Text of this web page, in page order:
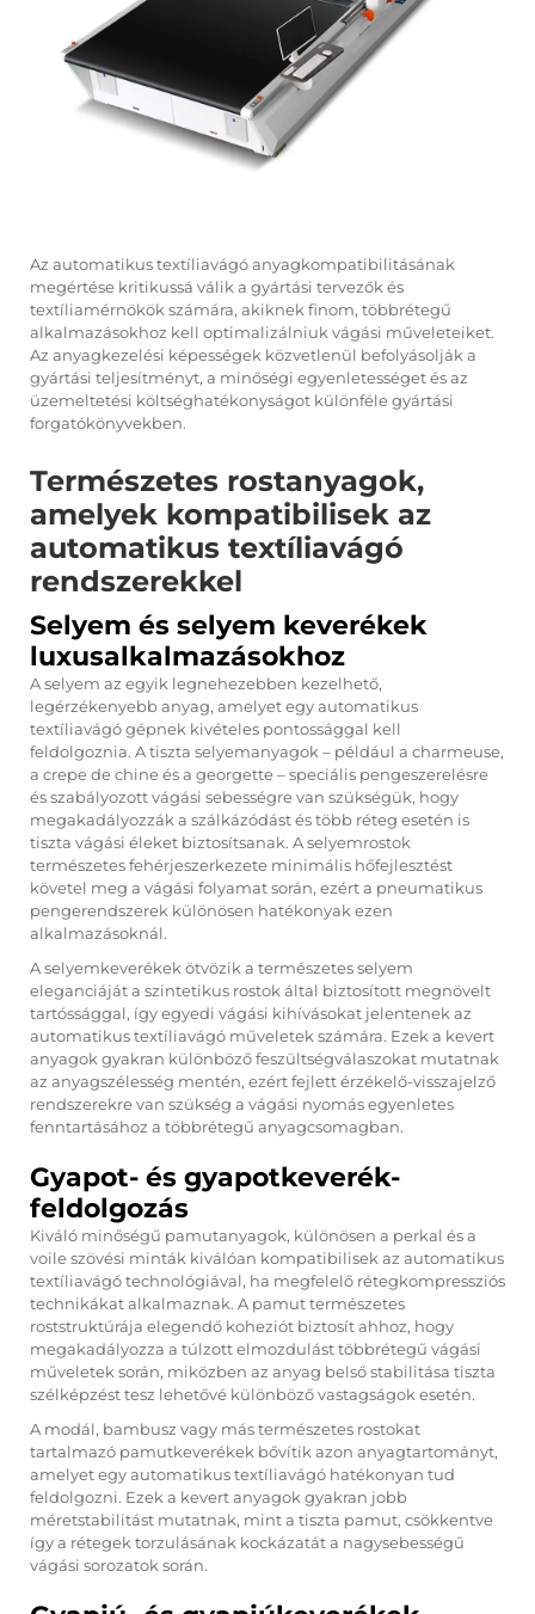
Az automatikus textíliavágó anyagkompatibilitásának
megértése kritikussá válik a gyártási tervezők és
textíliamérnökök számára, akiknek finom, többrétegű
alkalmazásokhoz kell optimalizálniuk vágási műveleteiket.
Az anyagkezelési képességek közvetlenül befolyásolják a
gyártási teljesítményt, a minőségi egyenletességet és az
üzemeltetési költséghatékonyságot különféle gyártási
forgatókönyvekben.
Természetes rostanyagok,
amelyek kompatibilisek az
automatikus textíliavágó
rendszerekkel
Selyem és selyem keverékek
luxusalkalmazásokhoz
A selyem az egyik legnehezebben kezelhető,
legérzékenyebb anyag, amelyet egy automatikus
textíliavágó gépnek kivételes pontossággal kell
feldolgoznia. A tiszta selyemanyagok – például a charmeuse,
a crepe de chine és a georgette – speciális pengeszerelésre
és szabályozott vágási sebességre van szükségük, hogy
megakadályozzák a szálkázódást és több réteg esetén is
tiszta vágási éleket biztosítsanak. A selyemrostok
természetes fehérjeszerkezete minimális hőfejlesztést
követel meg a vágási folyamat során, ezért a pneumatikus
pengerendszerek különösen hatékonyak ezen
alkalmazásoknál.
A selyemkeverékek ötvözik a természetes selyem
eleganciáját a szintetikus rostok által biztosított megnövelt
tartóssággal, így egyedi vágási kihívásokat jelentenek az
automatikus textíliavágó műveletek számára. Ezek a kevert
anyagok gyakran különböző feszültségválaszokat mutatnak
az anyagszélesség mentén, ezért fejlett érzékelő-visszajelző
rendszerekre van szükség a vágási nyomás egyenletes
fenntartásához a többrétegű anyagcsomagban.
Gyapot- és gyapotkeverék-
feldolgozás
Kiváló minőségű pamutanyagok, különösen a perkal és a
voile szövési minták kiválóan kompatibilisek az automatikus
textíliavágó technológiával, ha megfelelő rétegkompressziós
technikákat alkalmaznak. A pamut természetes
roststruktúrája elegendő koheziót biztosít ahhoz, hogy
megakadályozza a túlzott elmozdulást többrétegű vágási
műveletek során, miközben az anyag belső stabilitása tiszta
szélképzést tesz lehetővé különböző vastagságok esetén.
A modál, bambusz vagy más természetes rostokat
tartalmazó pamutkeverékek bővítik azon anyagtartományt,
amelyet egy automatikus textíliavágó hatékonyan tud
feldolgozni. Ezek a kevert anyagok gyakran jobb
méretstabilitást mutatnak, mint a tiszta pamut, csökkentve
így a rétegek torzulásának kockázatát a nagysebességű
vágási sorozatok során.